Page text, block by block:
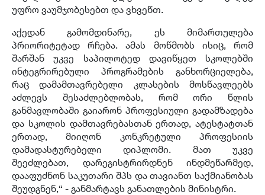
უფრო ვაუმჯობესებთ და ვხვეწთ.
აქედან გამომდინარე, ეს მიმართულება
პრიორიტეტად რჩება. ამას მოწმობს ისიც, რომ
შარშან უკვე საპილოტედ დავიწყეთ სკოლებში
ინტეგრირებული პროგრამების განხორციელება,
რაც დამამთავრებელი კლასების მოსწავლეებს
აძლევს შესაძლებლობას, რომ ორი წლის
განმავლობაში გაიარონ პროფესიული გადამზადება
და სკოლის დამთავრებასთან ერთად, ატესტატთან
ერთად, მიიღონ კონკრეტული პროფესიის
დამადასტურებელი დიპლომი. მათ უკვე
შეეძლებათ, დარეგისტრირდნენ ინდმეწარმედ,
დააფუძნონ საკუთარი შპს და თავიანთ საქმიანობას
შეუდგნენ,“ - განმარტავს განათლების მინისტრი.